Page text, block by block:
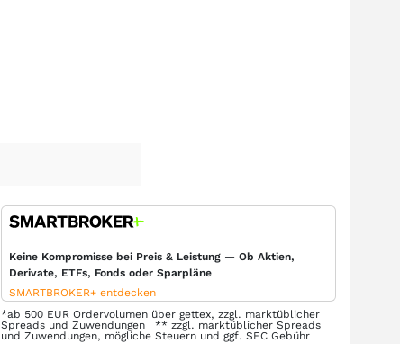
Keine Kompromisse bei Preis & Leistung — Ob Aktien,
Derivate, ETFs, Fonds oder Sparpläne
SMARTBROKER+ entdecken
*ab 500 EUR Ordervolumen über gettex, zzgl. marktüblicher
Spreads und Zuwendungen | ** zzgl. marktüblicher Spreads
und Zuwendungen, mögliche Steuern und ggf. SEC Gebühr